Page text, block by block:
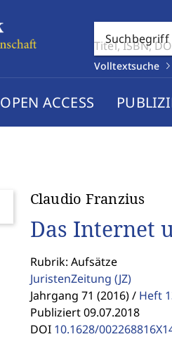
Suchbegriff
Volltextsuche
OPEN ACCESS
Claudio Franzius
Das Internet
Rubrik: Aufsätze
JuristenZeitung (JZ)
Jahrgang 71 (2016) / Heft
Publiziert 09.07.2018
DOI 10.1628/